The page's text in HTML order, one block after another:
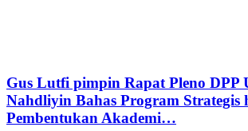
Gus Lutfi pimpin Rapat Pleno DPP
Nahdliyin Bahas Program Strategis
Pembentukan Akademi…